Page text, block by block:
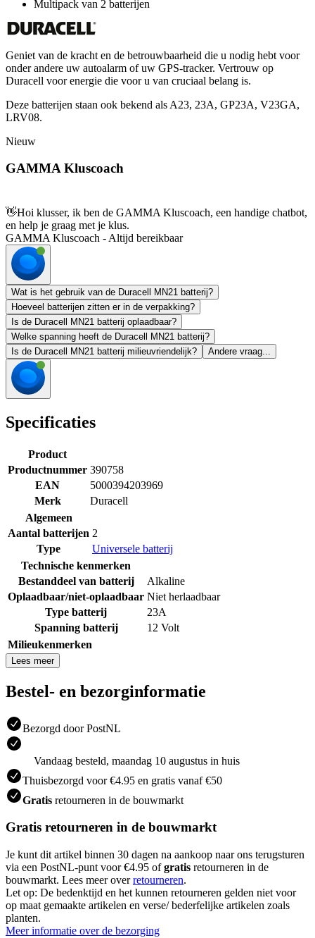
Multipack van 2 batterijen
Geniet van de kracht en de betrouwbaarheid die u nodig hebt voor
onder andere uw autoalarm of uw GPS-tracker. Vertrouw op
Duracell voor energie die voor u van cruciaal belang is.
Deze batterijen staan ook bekend als A23, 23A, GP23A, V23GA,
LRV08.
Nieuw
GAMMA Kluscoach
👋Hoi klusser, ik ben de GAMMA Kluscoach, een handige chatbot,
en help je graag met je klus.
GAMMA Kluscoach - Altijd bereikbaar
Wat is het gebruik van de Duracell MN21 batterij?
Hoeveel batterijen zitten er in de verpakking?
Is de Duracell MN21 batterij oplaadbaar?
Welke spanning heeft de Duracell MN21 batterij?
Is de Duracell MN21 batterij milieuvriendelijk?
Andere vraag...
Specificaties
Product
Productnummer 390758
EAN
5000394203969
Merk
Duracell
Algemeen
Aantal batterijen 2
Type
Universele batterij
Technische kenmerken
Bestanddeel van batterij
Alkaline
Oplaadbaar/niet-oplaadbaar Niet herlaadbaar
Type batterij
23A
Spanning batterij
12 Volt
Milieukenmerken
Lees meer
Bestel- en bezorginformatie
Bezorgd door PostNL
Vandaag besteld, maandag 10 augustus in huis
Thuisbezorgd voor €4.95 en gratis vanaf €50
Gratis retourneren in de bouwmarkt
Gratis retourneren in de bouwmarkt
Je kunt dit artikel binnen 30 dagen na aankoop naar ons terugsturen
via een PostNL-punt voor €4.95 ofgratis retourneren in de
bouwmarkt. Lees meer overretourneren.
Let op: De bedenktijd en het kunnen retourneren gelden niet voor
op maat gemaakte artikelen en verse/ bederfelijke artikelen zoals
planten.
Meer informatie over de bezorging